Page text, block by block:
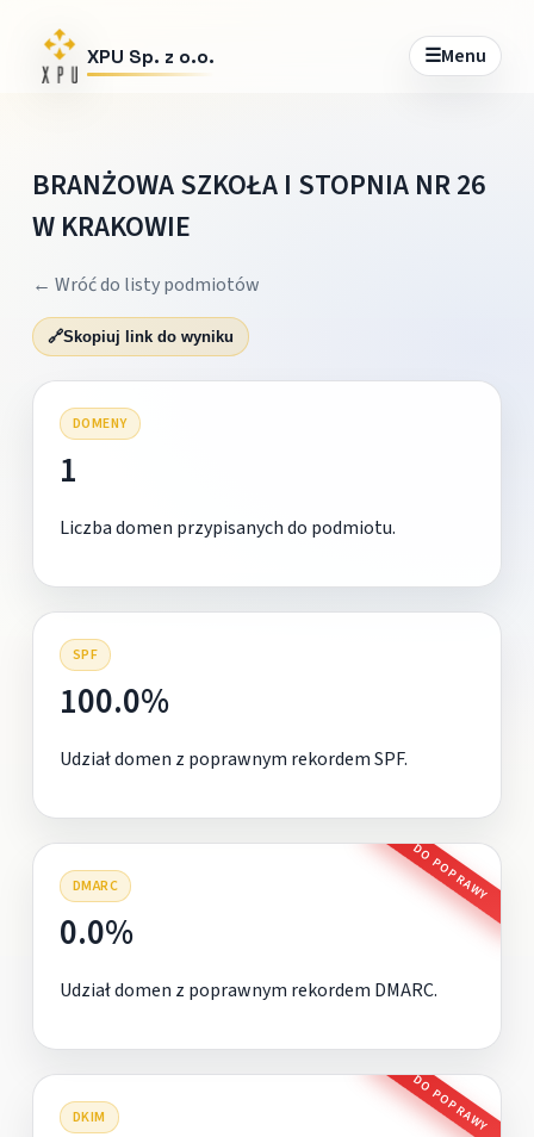
XPU Sp. z o.o. ☰Menu
BRANŻOWA SZKOŁA I STOPNIA NR 26
W KRAKOWIE
← Wróć do listy podmiotów
🔗Skopiuj link do wyniku
DOMENY
1
Liczba domen przypisanych do podmiotu.
SPF
100.0%
Udział domen z poprawnym rekordem SPF.
DMARC DO POPRAWY
0.0%
Udział domen z poprawnym rekordem DMARC.
DKIM DO POPRAWY